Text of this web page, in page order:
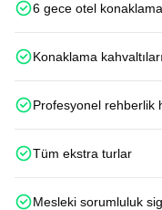
6 gece otel
Konaklama
Profesyonel rehberlik
Tüm ekstra turlar
Mesleki sorumluluk